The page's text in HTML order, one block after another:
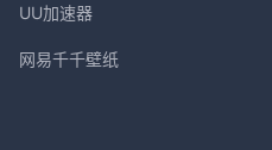
UU加速器
网易千千壁纸